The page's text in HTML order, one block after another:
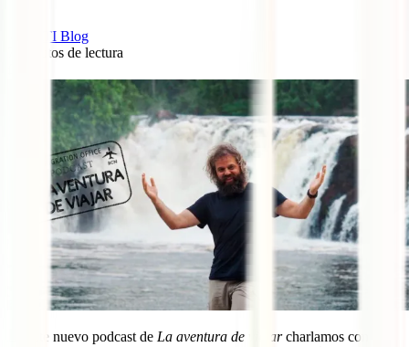
IATI Blog
minutos de lectura
En este nuevo podcast de La aventura de viajarcharlamos con